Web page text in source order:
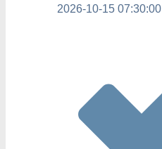
2026-10-15 07:30:00